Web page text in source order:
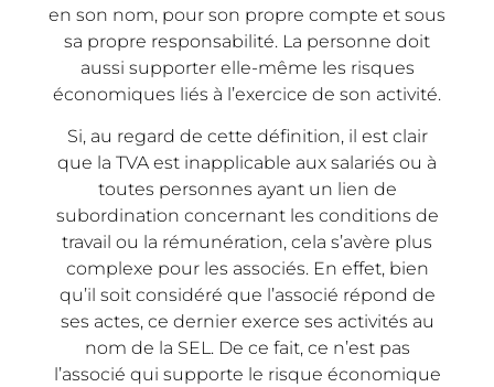
en son nom, pour son propre compte et sous
sa propre responsabilité. La personne doit
aussi supporter elle-même les risques
économiques liés à l’exercice de son activité.
Si, au regard de cette définition, il est clair
que la TVA est inapplicable aux salariés ou à
toutes personnes ayant un lien de
subordination concernant les conditions de
travail ou la rémunération, cela s’avère plus
complexe pour les associés. En effet, bien
qu’il soit considéré que l’associé répond de
ses actes, ce dernier exerce ses activités au
nom de la SEL. De ce fait, ce n’est pas
l’associé qui supporte le risque économique